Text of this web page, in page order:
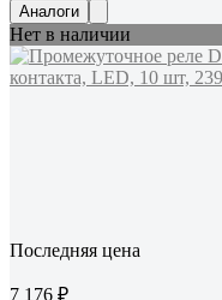
Аналоги
Нет в наличии
Последняя цена
7 176 ₽